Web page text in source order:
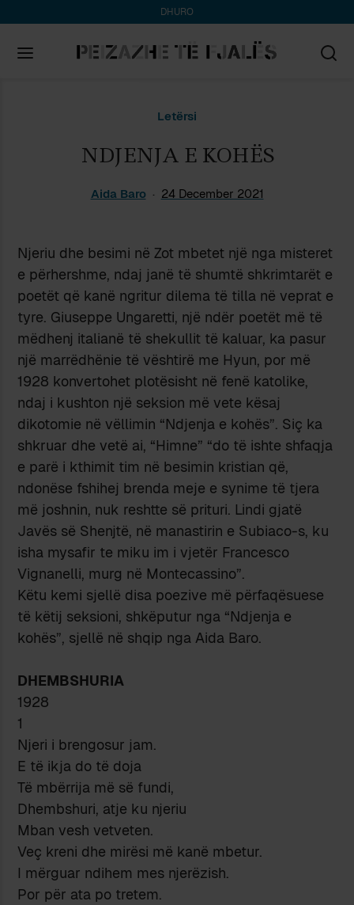
DHURO
Letërsi
NDJENJA E KOHËS
Aida Baro 24 December 2021
Njeriu dhe besimi në Zot mbetet një nga misteret
e përhershme, ndaj janë të shumtë shkrimtarët e
poetët që kanë ngritur dilema të tilla në veprat e
tyre. Giuseppe Ungaretti, një ndër poetët më të
mëdhenj italianë të shekullit të kaluar, ka pasur
një marrëdhënie të vështirë me Hyun, por më
1928 konvertohet plotësisht në fenë katolike,
ndaj i kushton një seksion më vete kësaj
dikotomie në vëllimin “Ndjenja e kohës”. Siç ka
shkruar dhe vetë ai, “Himne” “do të ishte shfaqja
e parë i kthimit tim në besimin kristian që,
ndonëse fshihej brenda meje e synime të tjera
më joshnin, nuk reshtte së prituri. Lindi gjatë
Javës së Shenjtë, në manastirin e Subiaco-s, ku
isha mysafir te miku im i vjetër Francesco
Vignanelli, murg në Montecassino”.
Këtu kemi sjellë disa poezive më përfaqësuese
të këtij seksioni, shkëputur nga “Ndjenja e
kohës”, sjellë në shqip nga Aida Baro.
DHEMBSHURIA
1928
1
Njeri i brengosur jam.
E të ikja do të doja
Të mbërrija më së fundi,
Dhembshuri, atje ku njeriu
Mban vesh vetveten.
Veç kreni dhe mirësi më kanë mbetur.
I mërguar ndihem mes njerëzish.
Por për ata po tretem.